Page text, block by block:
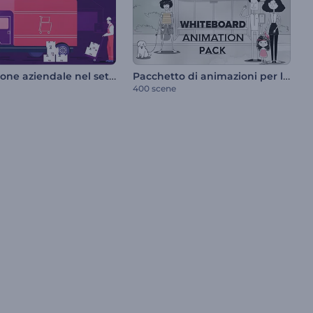
Promozione aziendale nel settore della logistica Pacchetto di animazioni per lavagna bianca
400 scene